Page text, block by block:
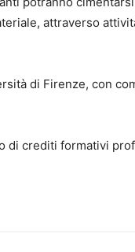
attraverso
di Firenze, con
di crediti formativi